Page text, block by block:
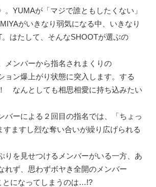
YUMAが「マジで誰ともしたくない」
がいきなり弱気になる中、いきなり
はたして、そんなSHOOTが選ぶの
ンバーから指名されまくりの
ョン爆上がり状態に突入します。する
なんとしても相思相愛に持ち込みたい
ーによる２回目の指名では、「ちょっ
ますし烈な奪い合いが繰り広げられる
りを見せつけるメンバーがいる一方、あ
れず、思わずボヤき全開のメンバー
とになってしまうのは…!?